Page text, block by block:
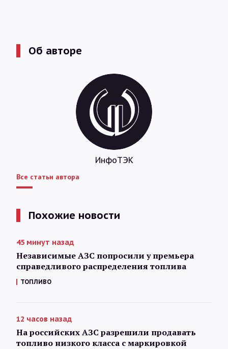
Об авторе
ИнфоТЭК
Все статьи автора
Похожие новости
45 минут назад
Независимые АЗС попросили у премьера
справедливого распределения топлива
ТОПЛИВО
12 часов назад
На российских АЗС разрешили продавать
топливо низкого класса с маркировкой